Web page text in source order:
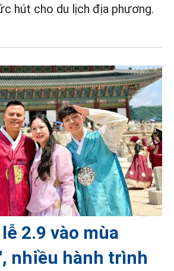
hút cho du lịch địa phương.
2.9 vào mùa
nhiều hành trình